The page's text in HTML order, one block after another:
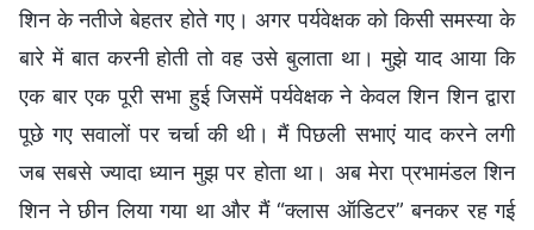
शिन के नतीजे बेहतर होते गए। अगर पर्यवेक्षक को किसी समस्या के
बारे में बात करनी होती तो वह उसे बुलाता था। मुझे याद आया कि
एक बार एक पूरी सभा हुई जिसमें पर्यवेक्षक ने केवल शिन शिन द्वारा
पूछे गए सवालों पर चर्चा की थी। मैं पिछली सभाएं याद करने लगी
जब सबसे ज्यादा ध्यान मुझ पर होता था। अब मेरा प्रभामंडल शिन
शिन ने छीन लिया गया था और मैं “क्लास ऑडिटर” बनकर रह गई